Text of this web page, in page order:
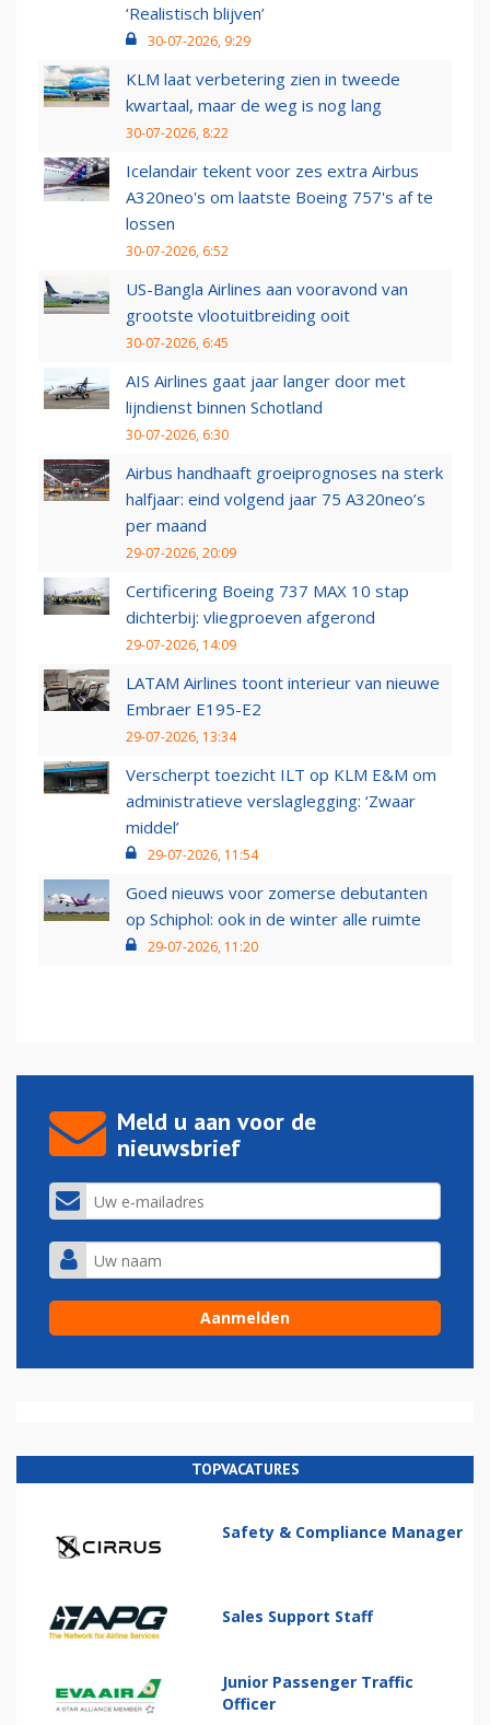
‘Realistisch blijven’
30-07-2026, 9:29
KLM laat verbetering zien in tweede
kwartaal, maar de weg is nog lang
30-07-2026, 8:22
Icelandair tekent voor zes extra Airbus
A320neo's om laatste Boeing 757's af te
lossen
30-07-2026, 6:52
US-Bangla Airlines aan vooravond van
grootste vlootuitbreiding ooit
30-07-2026, 6:45
AIS Airlines gaat jaar langer door met
lijndienst binnen Schotland
30-07-2026, 6:30
Airbus handhaaft groeiprognoses na sterk
halfjaar: eind volgend jaar 75 A320neo’s
per maand
29-07-2026, 20:09
Certificering Boeing 737 MAX 10 stap
dichterbij: vliegproeven afgerond
29-07-2026, 14:09
LATAM Airlines toont interieur van nieuwe
Embraer E195-E2
29-07-2026, 13:34
Verscherpt toezicht ILT op KLM E&M om
administratieve verslaglegging: ‘Zwaar
middel’
29-07-2026, 11:54
Goed nieuws voor zomerse debutanten
op Schiphol: ook in de winter alle ruimte
29-07-2026, 11:20
Meld u aan voor de
nieuwsbrief
TOPVACATURES
Safety & Compliance Manager
Sales Support Staff
Junior Passenger Traffic
Officer